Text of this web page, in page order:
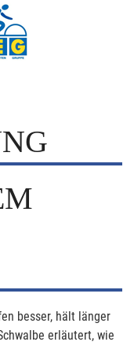
besser, hält länger
erläutert, wie